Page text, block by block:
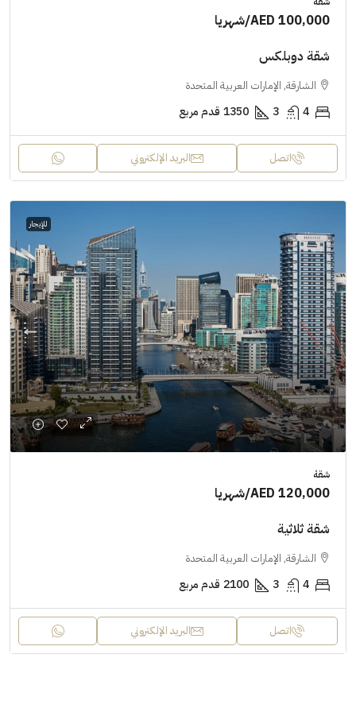
AED 100,000/شهريا
شقة دوبلكس
الشارقة, الإمارات العربية المتحدة
4
3
1350 قدم مربع
اتصل البريد الإلكتروني
للإيجار
شقة
AED 120,000/شهريا
شقة ثلاثية
الشارقة, الإمارات العربية المتحدة
4
3
2100 قدم مربع
اتصل البريد الإلكتروني